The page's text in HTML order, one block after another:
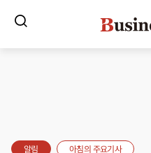
알림 아침의 주요기사